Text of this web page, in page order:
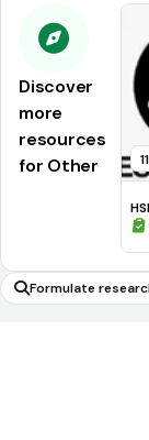
Discover
more
resources
for Other
Formulate